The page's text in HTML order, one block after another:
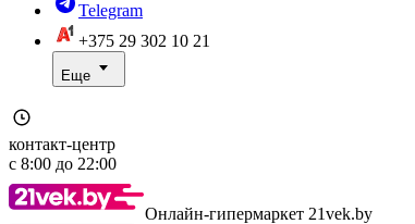
Telegram
+375 29 302 10 21
Еще
контакт-центр
с 8:00 до 22:00
Онлайн-гипермаркет 21vek.by